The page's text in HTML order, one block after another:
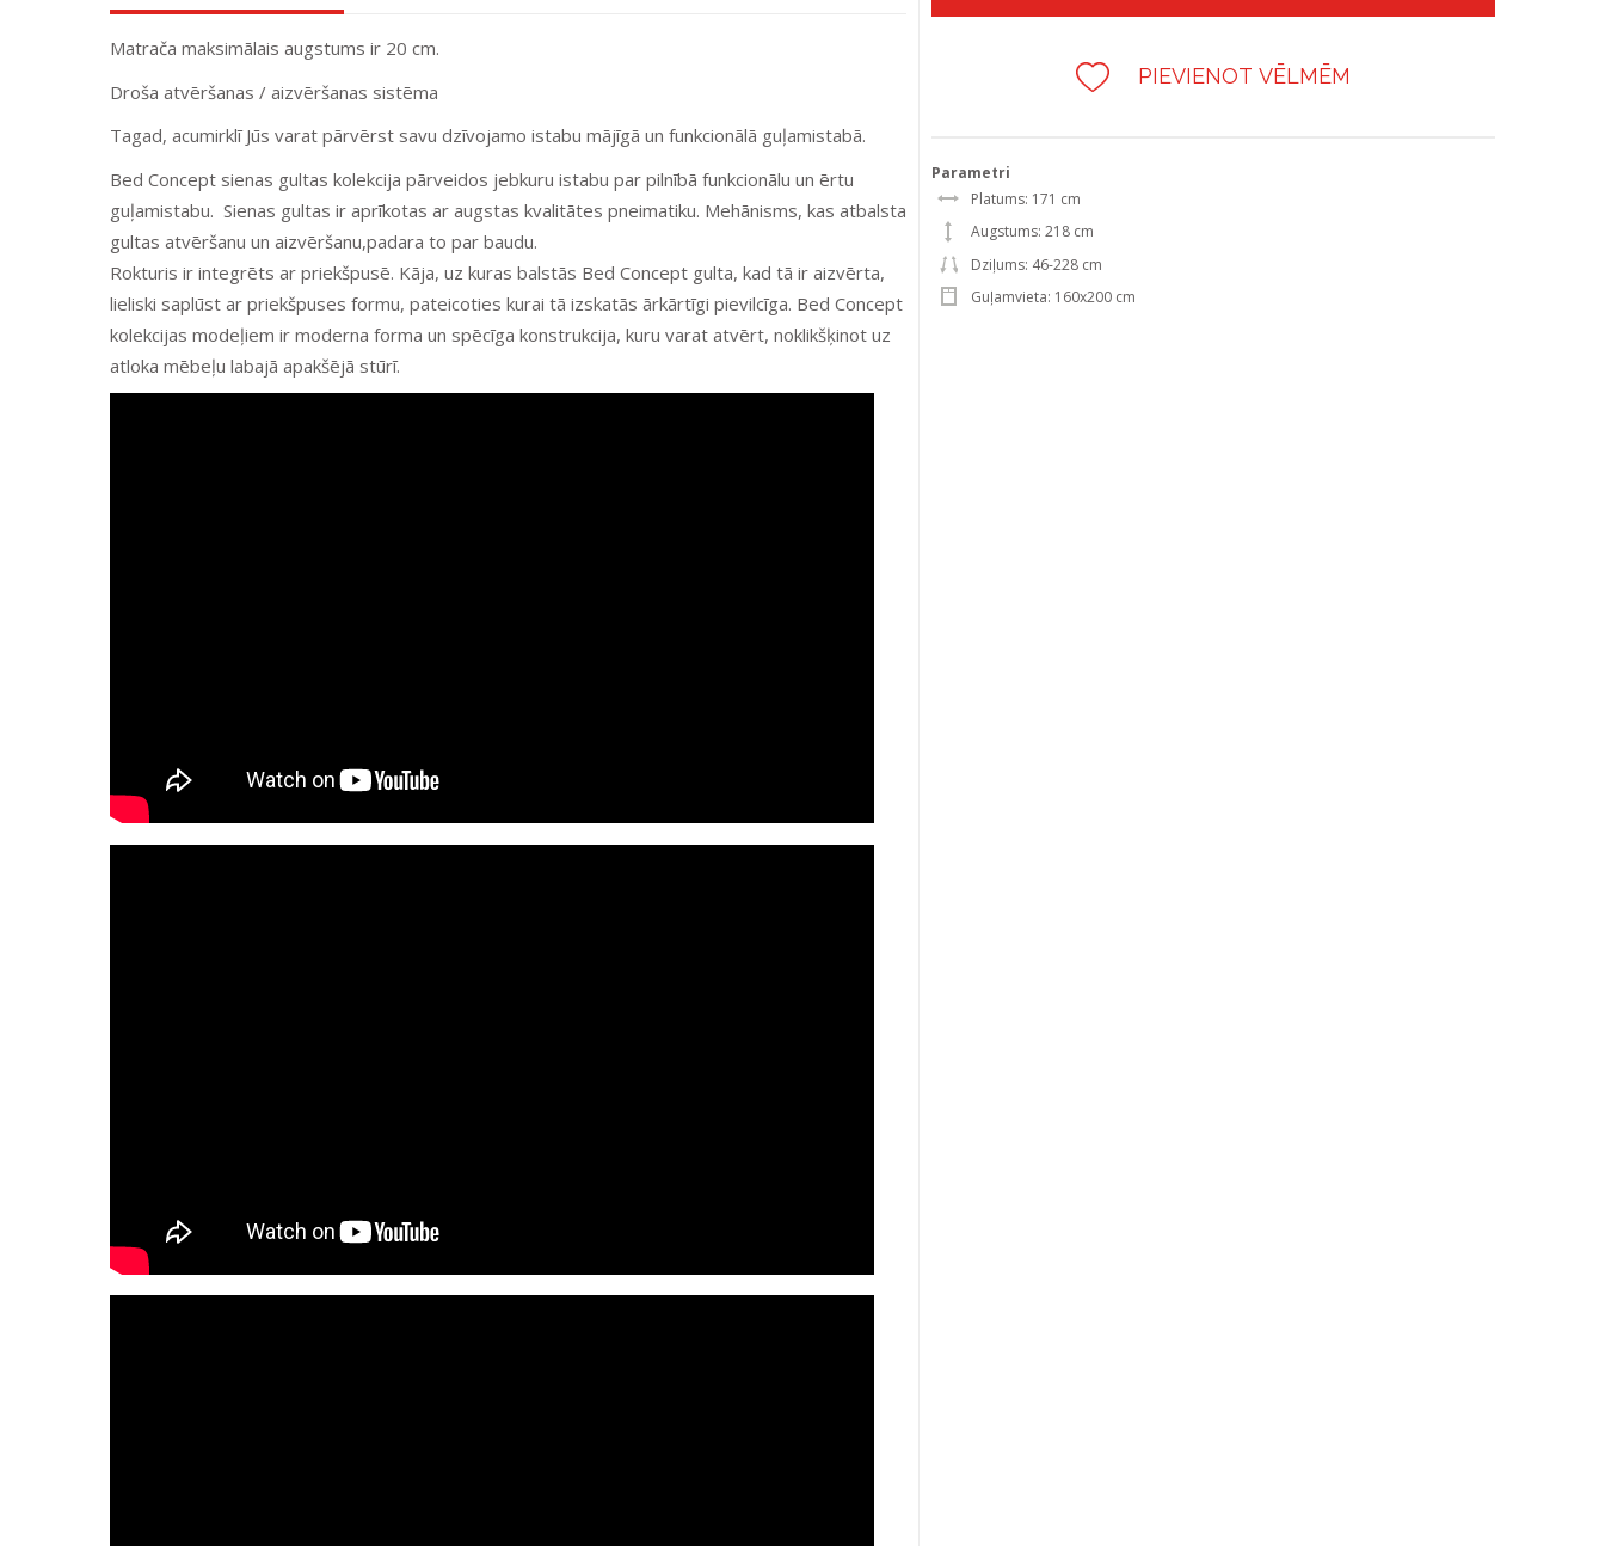
Matrača maksimālais augstums ir 20 cm.
Droša atvēršanas / aizvēršanas sistēma
Tagad, acumirklī Jūs varat pārvērst savu dzīvojamo istabu mājīgā un funkcionālā guļamistabā.
Bed Concept sienas gultas kolekcija pārveidos jebkuru istabu par pilnībā funkcionālu un ērtu
guļamistabu. Sienas gultas ir aprīkotas ar augstas kvalitātes pneimatiku. Mehānisms, kas atbalsta
gultas atvēršanu un aizvēršanu,padara to par baudu.
Rokturis ir integrēts ar priekšpusē. Kāja, uz kuras balstās Bed Concept gulta, kad tā ir aizvērta,
lieliski saplūst ar priekšpuses formu, pateicoties kurai tā izskatās ārkārtīgi pievilcīga. Bed Concept
kolekcijas modeļiem ir moderna forma un spēcīga konstrukcija, kuru varat atvērt, noklikšķinot uz
atloka mēbeļu labajā apakšējā stūrī.
PIEVIENOT VĒLMĒM
Parametri
Platums: 171 cm
Augstums: 218 cm
Dziļums: 46-228 cm
Guļamvieta: 160x200 cm